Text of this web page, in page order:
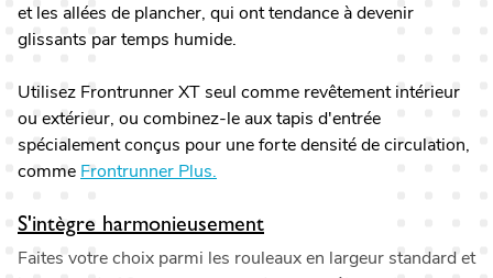
et les allées de plancher, qui ont tendance à devenir
glissants par temps humide.
Utilisez Frontrunner XT seul comme revêtement intérieur
ou extérieur, ou combinez-le aux tapis d'entrée
spécialement conçus pour une forte densité de circulation,
comme Frontrunner Plus.
S'intègre harmonieusement
Faites votre choix parmi les rouleaux en largeur standard et